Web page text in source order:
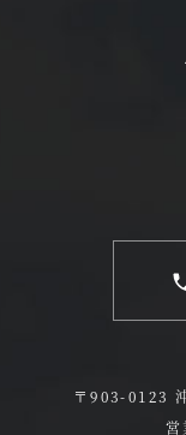
〒903-0123